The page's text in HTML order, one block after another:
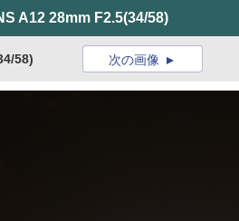
A12 28mm F2.5(34/58)
58) 次の画像